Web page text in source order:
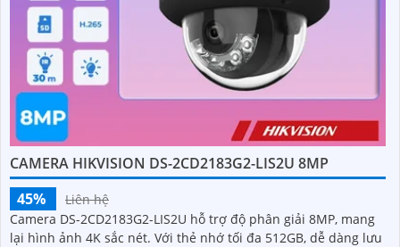
CAMERA HIKVISION DS-2CD2183G2-LIS2U 8MP
45%
Liên hệ
Camera DS-2CD2183G2-LIS2U hỗ trợ độ phân giải 8MP, mang
lại hình ảnh 4K sắc nét. Với thẻ nhớ tối đa 512GB, dễ dàng lưu